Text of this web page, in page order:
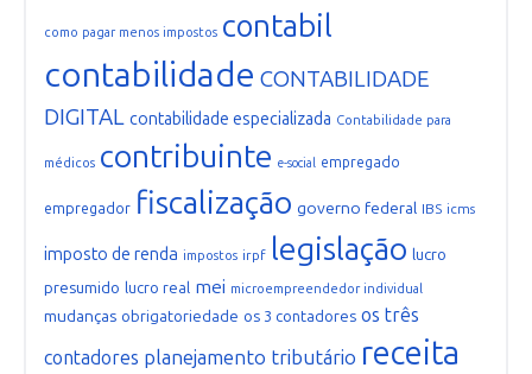
como pagar menos impostos contabil
contabilidade CONTABILIDADE
DIGITAL contabilidade especializada Contabilidade para
médicos contribuinte e-social empregado
empregador fiscalização governo federal IBS icms
imposto de renda impostos irpf legislação lucro
presumido lucro real mei microempreendedor individual
mudanças obrigatoriedade os 3 contadores os três
contadores planejamento tributário receita